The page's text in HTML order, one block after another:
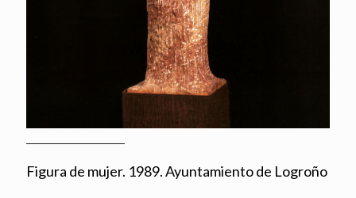
Figura de mujer. 1989. Ayuntamiento de Logroño